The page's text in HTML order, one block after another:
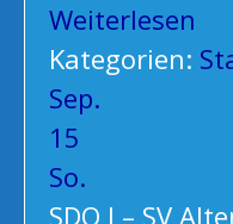
Weiterlesen
Kategorien:
Sep.
15
So.
SDO I – SV